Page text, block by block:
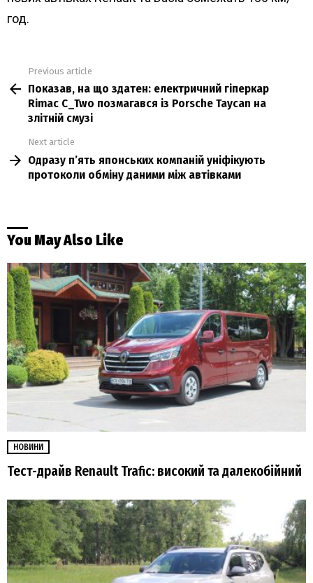
год.
more
Previous article
Показав, на що здатен: електричний гіперкар
Rimac C_Two позмагався із Porsche Taycan на
злітній смузі
Next article
Одразу п’ять японських компаній уніфікують
протоколи обміну даними між автівками
You May Also Like
НОВИНИ
Тест-драйв Renault Trafic: високий та далекобійний